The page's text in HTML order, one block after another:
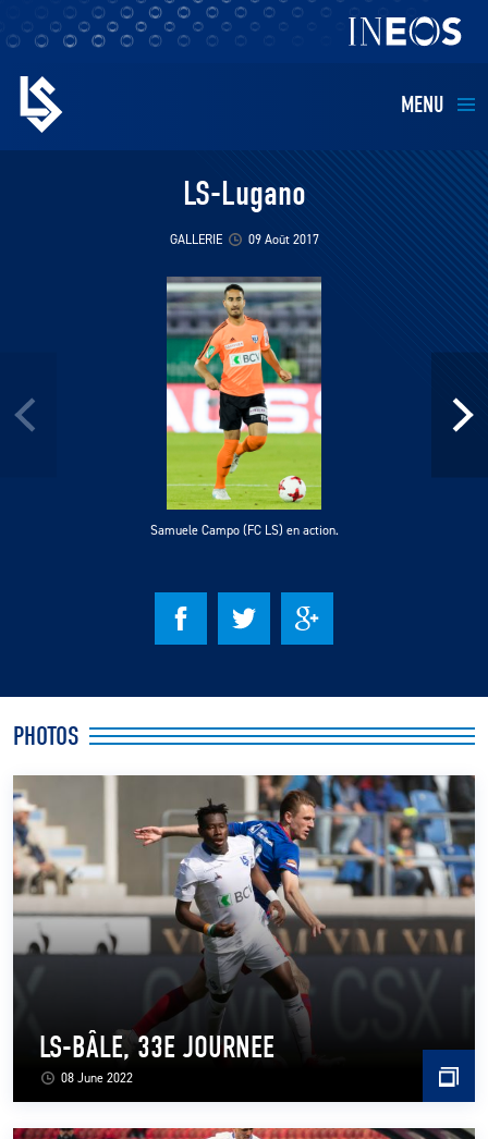
MENU
BUSINESS
LS E-SHOP
L’APP DU LS
LS ACADEMY CAMPS
MATCH DES CELEBRITES
PRESSE ET MEDIAS
LS-Lugano
GALLERIE 09 Août 2017
Samuele Campo (FC LS) en action.
PHOTOS
08 June 2022
LS-BÂLE, 33E JOURNEE